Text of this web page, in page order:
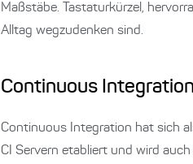
Maßstäbe. Tastaturkürzel,
Alltag wegzudenken sind.
Continuous
Continuous Integration hat sich
CI Servern etabliert und wird